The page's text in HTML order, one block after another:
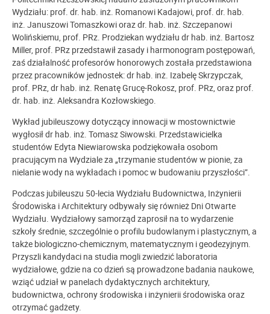
Wydziału: prof. dr. hab. inż. Romanowi Kadajowi, prof. dr. hab.
inż. Januszowi Tomaszkowi oraz dr. hab. inż. Szczepanowi
Wolińskiemu, prof. PRz. Prodziekan wydziału dr hab. inż. Bartosz
Miller, prof. PRz przedstawił zasady i harmonogram postępowań,
zaś działalność profesorów honorowych została przedstawiona
przez pracowników jednostek: dr hab. inż. Izabelę Skrzypczak,
prof. PRz, dr hab. inż. Renatę Grucę-Rokosz, prof. PRz, oraz prof.
dr. hab. inż. Aleksandra Kozłowskiego.
Wykład jubileuszowy dotyczący innowacji w mostownictwie
wygłosił dr hab. inż. Tomasz Siwowski. Przedstawicielka
studentów Edyta Niewiarowska podziękowała osobom
pracującym na Wydziale za „trzymanie studentów w pionie, za
nielanie wody na wykładach i pomoc w budowaniu przyszłości”.
Podczas jubileuszu 50-lecia Wydziału Budownictwa, Inżynierii
Środowiska i Architektury odbywały się również Dni Otwarte
Wydziału. Wydziałowy samorząd zaprosił na to wydarzenie
szkoły średnie, szczególnie o profilu budowlanym i plastycznym, a
także biologiczno-chemicznym, matematycznym i geodezyjnym.
Przyszli kandydaci na studia mogli zwiedzić laboratoria
wydziałowe, gdzie na co dzień są prowadzone badania naukowe,
wziąć udział w panelach dydaktycznych architektury,
budownictwa, ochrony środowiska i inżynierii środowiska oraz
otrzymać gadżety.